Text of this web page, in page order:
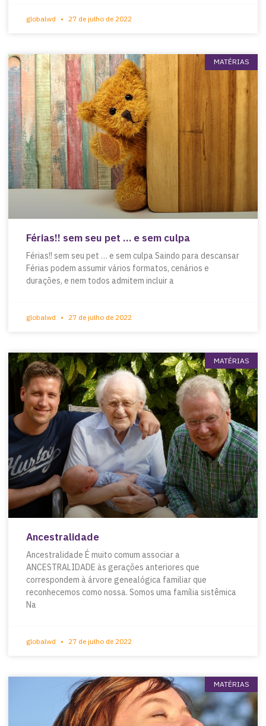
globalwd 27 de julho de 2022
MATÉRIAS
Férias!! sem seu pet … e sem culpa
Férias!! sem seu pet … e sem culpa Saindo para descansar
Férias podem assumir vários formatos, cenários e
durações, e nem todos admitem incluir a
globalwd 27 de julho de 2022
MATÉRIAS
Ancestralidade
Ancestralidade É muito comum associar a
ANCESTRALIDADE às gerações anteriores que
correspondem à árvore genealógica familiar que
reconhecemos como nossa. Somos uma família sistêmica
Na
globalwd 27 de julho de 2022
MATÉRIAS